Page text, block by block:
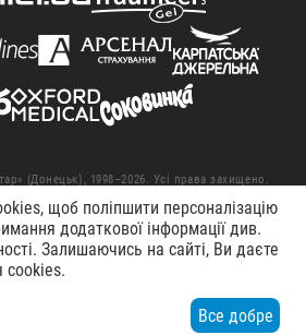
(Донецьк), 1998–2026. Усі права захищено.
Політика конфіденційності
Робота в клубі
Контакти
щоб поліпшити персоналізацію
додаткової інформації див.
Залишаючись на сайті, Ви даєте
cookies.
Все добре